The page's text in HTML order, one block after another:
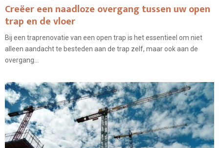
Creëer een naadloze overgang tussen uw open
trap en de vloer
Bij een traprenovatie van een open trap is het essentieel om niet
alleen aandacht te besteden aan de trap zelf, maar ook aan de
overgang...